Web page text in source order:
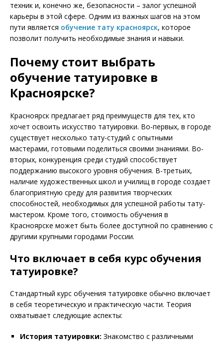
техник и, конечно же, безопасности – залог успешной
карьеры в этой сфере. Одним из важных шагов на этом
пути является обучение тату красноярск, которое
позволит получить необходимые знания и навыки.
Почему стоит выбрать
обучение татуировке в
Красноярске?
Красноярск предлагает ряд преимуществ для тех, кто
хочет освоить искусство татуировки. Во-первых, в городе
существует несколько тату-студий с опытными
мастерами, готовыми поделиться своими знаниями. Во-
вторых, конкуренция среди студий способствует
поддержанию высокого уровня обучения. В-третьих,
наличие художественных школ и училищ в городе создает
благоприятную среду для развития творческих
способностей, необходимых для успешной работы тату-
мастером. Кроме того, стоимость обучения в
Красноярске может быть более доступной по сравнению с
другими крупными городами России.
Что включает в себя курс обучения
татуировке?
Стандартный курс обучения татуировке обычно включает
в себя теоретическую и практическую части. Теория
охватывает следующие аспекты:
История татуировки: Знакомство с различными